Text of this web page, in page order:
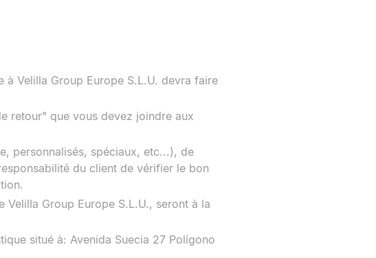
Velilla Group Europe S.L.U. devra faire
retour" que vous devez joindre aux
personnalisés, spéciaux, etc...), de
du client de vérifier le bon
Group Europe S.L.U., seront à la
situé à: Avenida Suecia 27 Polígono